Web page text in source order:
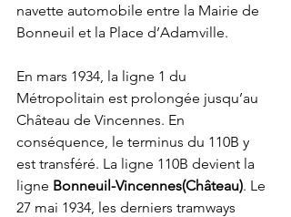
navette automobile entre la Mairie de
Bonneuil et la Place d’Adamville.
En mars 1934, la ligne 1 du
Métropolitain est prolongée jusqu’au
Château de Vincennes. En
conséquence, le terminus du 110B y
est transféré. La ligne 110B devient la
ligne Bonneuil-Vincennes(Château). Le
27 mai 1934, les derniers tramways